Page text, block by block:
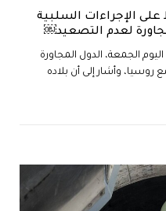
على الإجراءات السلبية
لعدم التصعيد￼
الجمعة، الدول المجاورة
روسيا، وأشار إلى أن بلاده